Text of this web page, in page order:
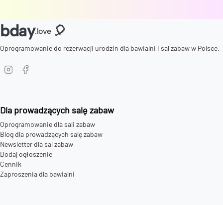
bday.love 🎈
Oprogramowanie do rezerwacji urodzin dla bawialni i sal zabaw w Polsce.
Dla prowadzących salę zabaw
Oprogramowanie dla sali zabaw
Blog dla prowadzących salę zabaw
Newsletter dla sal zabaw
Dodaj ogłoszenie
Cennik
Zaproszenia dla bawialni